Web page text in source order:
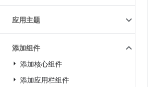
应用主题
添加组件
添加核心组件
添加应用栏组件